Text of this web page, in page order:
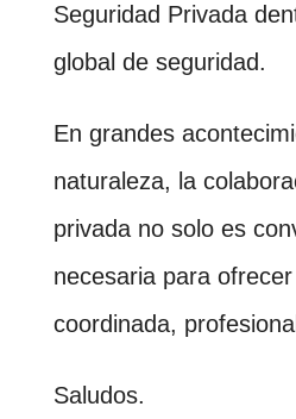
Seguridad Privada
global de seguridad.
En grandes
naturaleza, la
privada no solo es
necesaria para
coordinada,
Saludos.